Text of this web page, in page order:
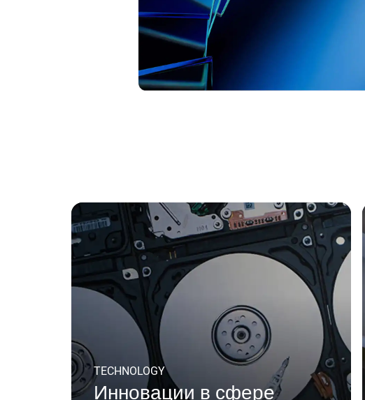
TECHNOLOGY
Инновации в сфере